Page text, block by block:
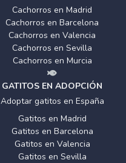
Cachorros en Madrid
Cachorros en Barcelona
Cachorros en Valencia
Cachorros en Sevilla
Cachorros en Murcia
GATITOS EN ADOPCIÓN
Adoptar gatitos en España
Gatitos en Madrid
Gatitos en Barcelona
Gatitos en Valencia
Gatitos en Sevilla